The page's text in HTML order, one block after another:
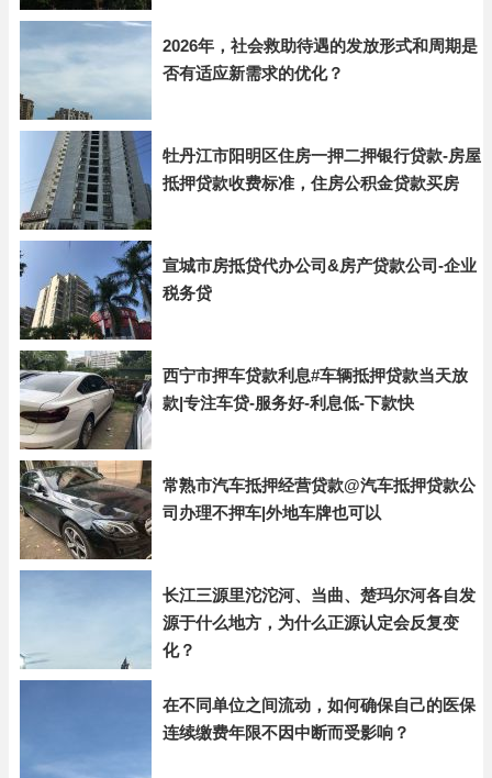
2026年，社会救助待遇的发放形式和周期是
否有适应新需求的优化？
牡丹江市阳明区住房一押二押银行贷款-房屋
抵押贷款收费标准，住房公积金贷款买房
宣城市房抵贷代办公司&房产贷款公司-企业
税务贷
西宁市押车贷款利息#车辆抵押贷款当天放
款|专注车贷-服务好-利息低-下款快
常熟市汽车抵押经营贷款@汽车抵押贷款公
司办理不押车|外地车牌也可以
长江三源里沱沱河、当曲、楚玛尔河各自发
源于什么地方，为什么正源认定会反复变
化？
在不同单位之间流动，如何确保自己的医保
连续缴费年限不因中断而受影响？